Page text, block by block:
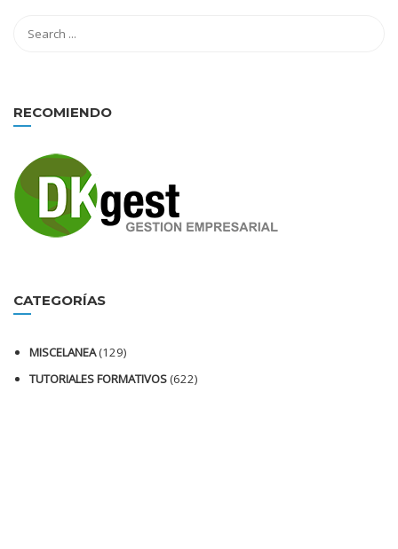
RECOMIENDO
CATEGORÍAS
MISCELANEA(129)
TUTORIALES FORMATIVOS(622)